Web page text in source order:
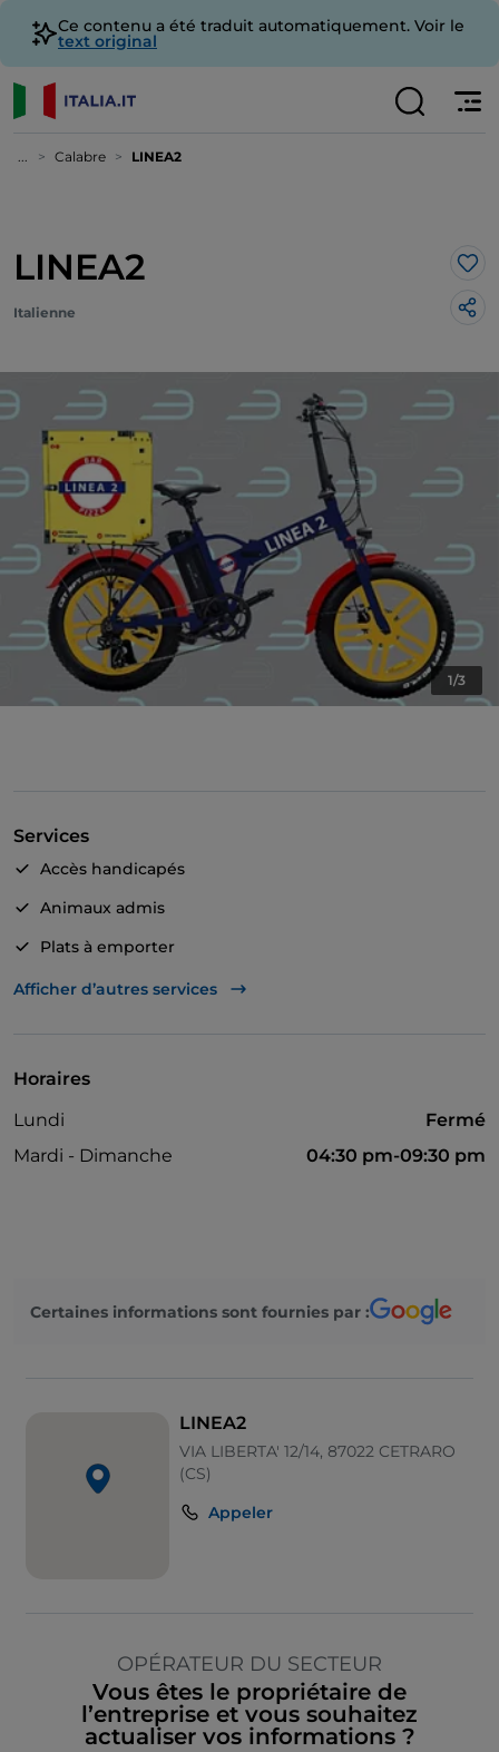
Ce contenu a été traduit automatiquement. Voir le
text original
... Calabre LINEA2
LINEA2
Italienne
1/3
Services
Accès handicapés
Animaux admis
Plats à emporter
PayPal
Afficher d’autres services
Horaires
Lundi
Fermé
Mardi - Dimanche
04:30 pm-09:30 pm
Certaines informations sont fournies par :
LINEA2
VIA LIBERTA' 12/14, 87022 CETRARO
(CS)
Appeler
OPÉRATEUR DU SECTEUR
Vous êtes le propriétaire de
l’entreprise et vous souhaitez
actualiser vos informations ?